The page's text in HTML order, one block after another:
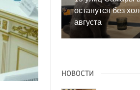
останутся без
августа
НОВОСТИ